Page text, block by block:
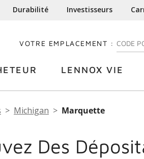
Durabilité Investisseurs
VOTRE EMPLACEMENT : ENTREZ
LENNOX VIE
Michigan Marquette
Des